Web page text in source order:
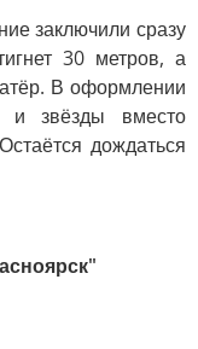
заключили сразу
30 метров, а
В оформлении
и звёзды вместо
дождаться